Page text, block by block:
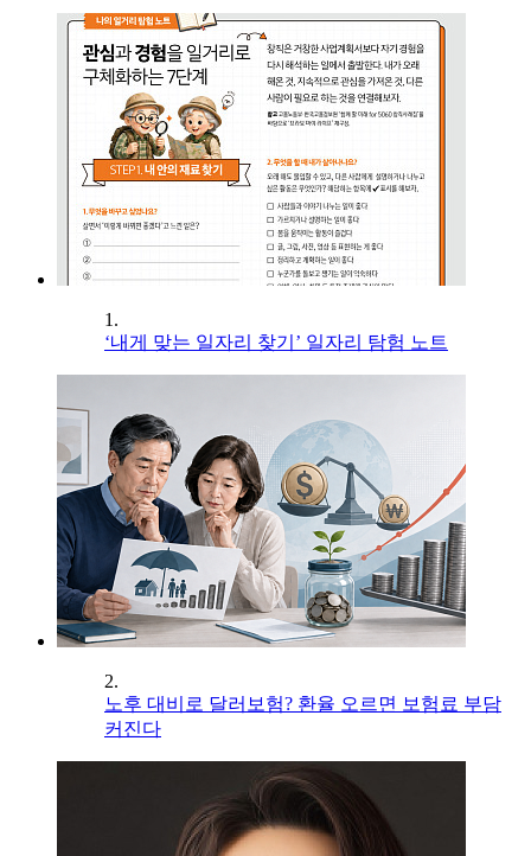
1.
‘내게 맞는 일자리 찾기’ 일자리 탐험 노트
2.
노후 대비로 달러보험? 환율 오르면 보험료 부담
커진다